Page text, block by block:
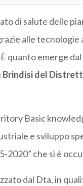
di salute delle
alle
quanto emerge dal
Brindisi del
Basic
e sviluppo
2020” che si è
dal Dta, in